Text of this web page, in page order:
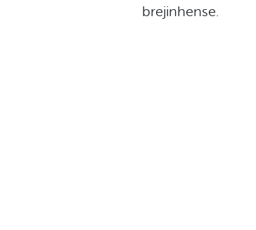
brejinhense.